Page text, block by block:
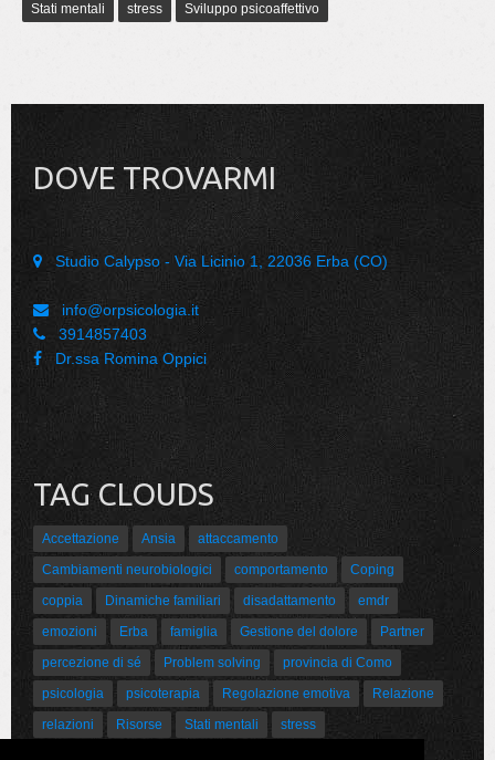
Stati mentali
stress Sviluppo psicoaffettivo
DOVE TROVARMI
Studio Calypso - Via Licinio 1, 22036 Erba (CO)
info@orpsicologia.it
3914857403
Dr.ssa Romina Oppici
TAG CLOUDS
Accettazione Ansia
attaccamento
Cambiamenti neurobiologici
comportamento
Coping
coppia
Dinamiche familiari disadattamento
emdr
emozioni
Erba famiglia Gestione del dolore
Partner
percezione di sé
Problem solving
provincia di Como
psicologia
psicoterapia Regolazione emotiva
Relazione
relazioni
Risorse Stati mentali
stress